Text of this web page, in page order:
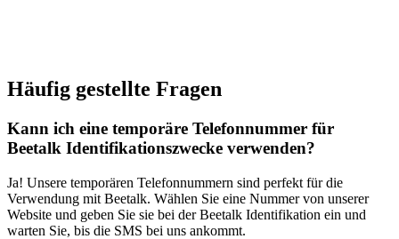
Häufig gestellte Fragen
Kann ich eine temporäre Telefonnummer für
Beetalk Identifikationszwecke verwenden?
Ja! Unsere temporären Telefonnummern sind perfekt für die
Verwendung mit Beetalk. Wählen Sie eine Nummer von unserer
Website und geben Sie sie bei der Beetalk Identifikation ein und
warten Sie, bis die SMS bei uns ankommt.